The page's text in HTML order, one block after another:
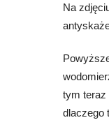
Na
tym teraz
dlaczego